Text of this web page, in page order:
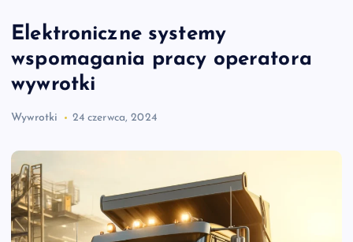
Elektroniczne systemy
wspomagania pracy operatora
wywrotki
Wywrotki 24 czerwca, 2024